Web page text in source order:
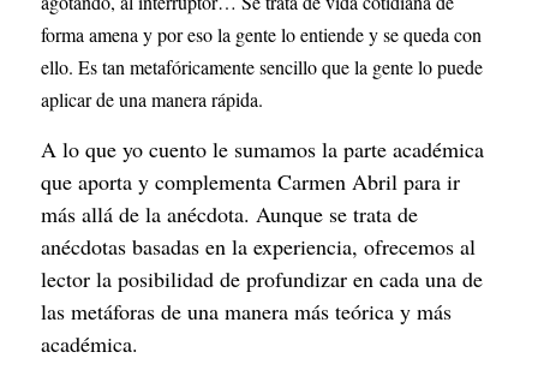
forma amena y por eso la gente lo entiende y se queda con
ello. Es tan metafóricamente sencillo que la gente lo puede
aplicar de una manera rápida.
A lo que yo cuento le sumamos la parte académica
que aporta y complementa Carmen Abril para ir
más allá de la anécdota. Aunque se trata de
anécdotas basadas en la experiencia, ofrecemos al
lector la posibilidad de profundizar en cada una de
las metáforas de una manera más teórica y más
académica.